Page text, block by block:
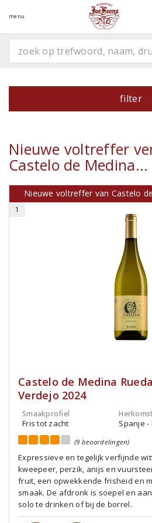
menu
filter
Nieuwe voltreffer
Castelo de Medina...
Nieuwe voltreffer van Castelo
1
Castelo de Medina
Verdejo 2024
Smaakprofiel
Fris tot zacht
Herkomst
Spanje -
(9 beoordelingen)
Expressieve en tegelijk verfijnde
kweepeer, perzik, anijs en
fruit, een opwekkende frisheid en
smaak. De afdronk is soepel en
solo te drinken of bij de borrel.